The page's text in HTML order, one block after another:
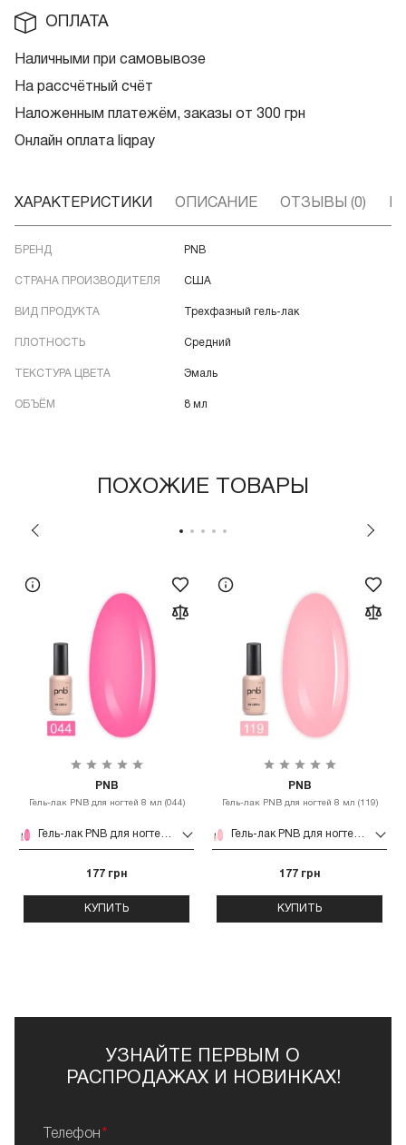
ОПЛАТА
Наличными при самовывозе
На рассчётный счёт
Наложенным платежём, заказы от 300 грн
Онлайн оплата liqpay
ХАРАКТЕРИСТИКИ ОПИСАНИЕ ОТЗЫВЫ (0)
БРЕНД PNB
СТРАНА ПРОИЗВОДИТЕЛЯ США
ВИД ПРОДУКТА Трехфазный гель-лак
ПЛОТНОСТЬ Средний
ТЕКСТУРА ЦВЕТА Эмаль
ОБЪЁМ 8 мл
ПОХОЖИЕ ТОВАРЫ
PNB
Гель-лак PNB для ногтей 8 мл (044)
Гель-лак PNB для ногтей 8 мл (044)
177 грн
КУПИТЬ
PNB
Гель-лак PNB для ногтей 8 мл (119)
Гель-лак PNB для ногтей 8 мл (119)
177 грн
КУПИТЬ
УЗНАЙТЕ ПЕРВЫМ О
РАСПРОДАЖАХ И НОВИНКАХ!
Телефон